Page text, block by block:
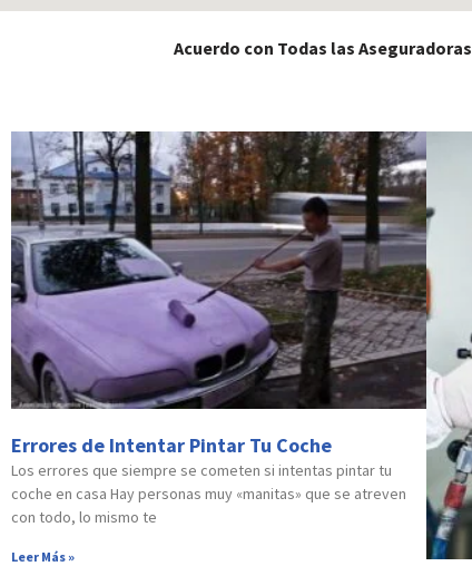
Acuerdo con Todas las Aseguradoras
Errores de Intentar Pintar Tu Coche
Los errores que siempre se cometen si intentas pintar tu
coche en casa Hay personas muy «manitas» que se atreven
con todo, lo mismo te
Leer Más »